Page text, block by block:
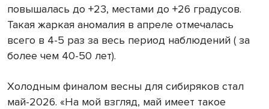
повышалась до +23, местами до +26 градусов.
Такая жаркая аномалия в апреле отмечалась
всего в 4-5 раз за весь период наблюдений ( за
более чем 40-50 лет).
Холодным финалом весны для сибиряков стал
май-2026. «На мой взгляд, май имеет такое